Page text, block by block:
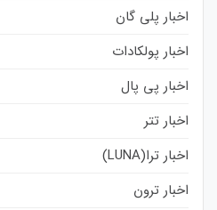
اخبار پلی گان
اخبار پولکادات
اخبار پی پال
اخبار تتر
اخبار ترا(LUNA)
اخبار ترون